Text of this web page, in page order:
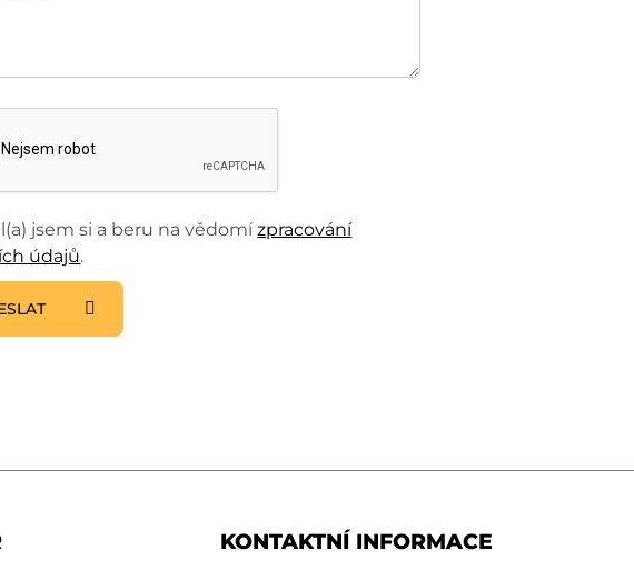
jsem si a beru na vědomízpracování
údajů.
KONTAKTNÍ INFORMACE